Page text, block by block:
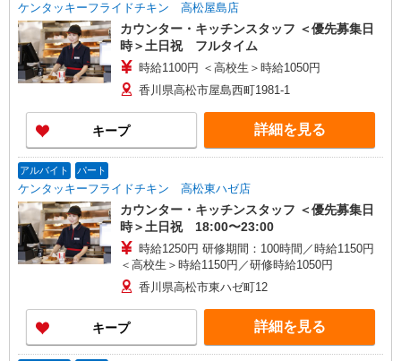
ケンタッキーフライドチキン 高松屋島店
カウンター・キッチンスタッフ ＜優先募集日
時＞土日祝 フルタイム
時給1100円 ＜高校生＞時給1050円
香川県高松市屋島西町1981-1
キープ 詳細を見る
アルバイト パート
ケンタッキーフライドチキン 高松東ハゼ店
カウンター・キッチンスタッフ ＜優先募集日
時＞土日祝 18:00〜23:00
時給1250円 研修期間：100時間／時給1150円
＜高校生＞時給1150円／研修時給1050円
香川県高松市東ハゼ町12
キープ 詳細を見る